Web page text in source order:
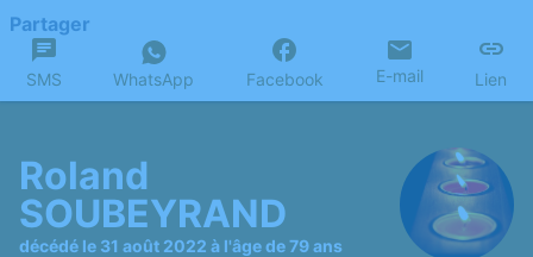
Partager
SMS WhatsApp Facebook E-mail Lien
Roland
SOUBEYRAND
décédé le 31 août 2022 à l'âge de 79 ans